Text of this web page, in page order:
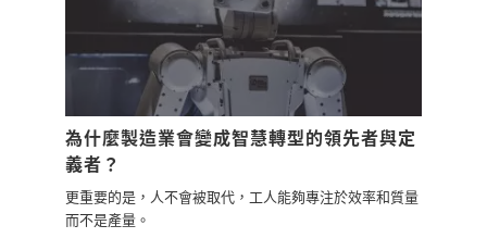
為什麼製造業會變成智慧轉型的領先者與定
義者？
更重要的是，人不會被取代，工人能夠專注於效率和質量
而不是產量。